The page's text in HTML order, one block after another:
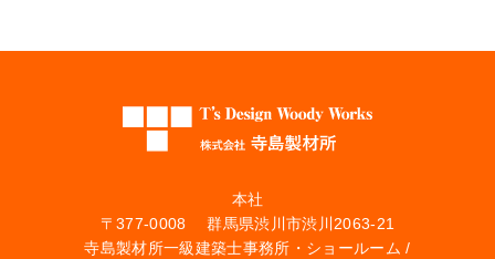
本社
〒377-0008 群馬県渋川市渋川2063-21
寺島製材所一級建築士事務所・ショールーム /